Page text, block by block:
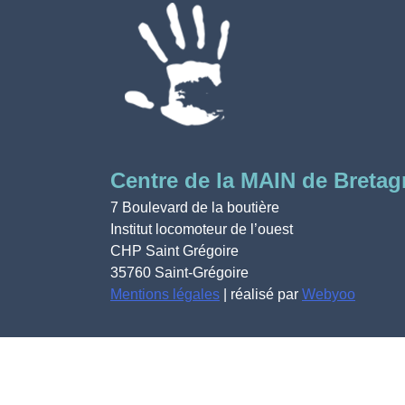
Centre de la MAIN de
7 Boulevard de la boutière
Institut locomoteur de l’ouest
CHP Saint Grégoire
35760 Saint-Grégoire
Mentions légales | réalisé par Webyoo